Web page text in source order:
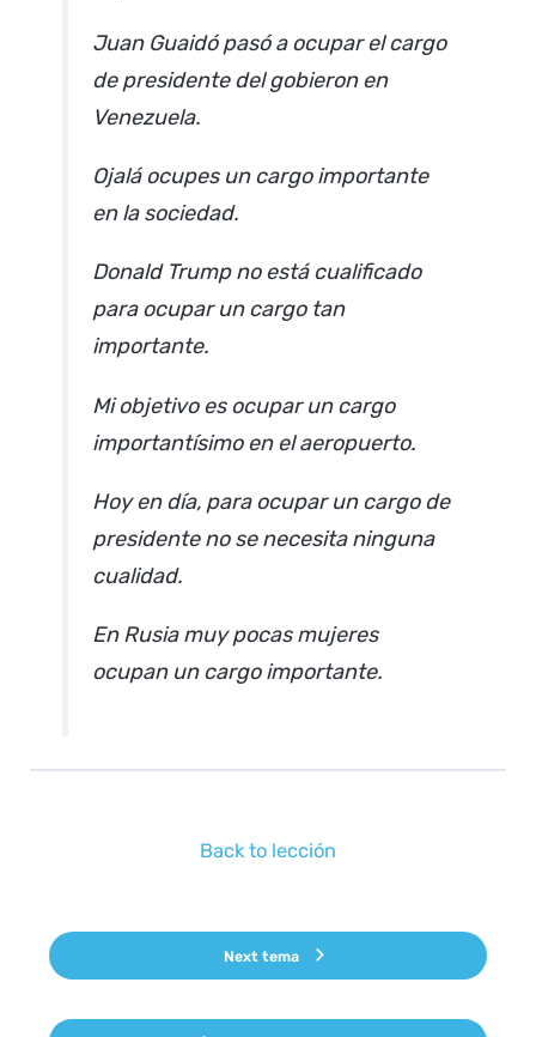
Juan Guaidó pasó a ocupar el cargo
de presidente del gobieron en
Venezuela.
Ojalá ocupes un cargo importante
en la sociedad.
Donald Trump no está cualificado
para ocupar un cargo tan
importante.
Mi objetivo es ocupar un cargo
importantísimo en el aeropuerto.
Hoy en día, para ocupar un cargo de
presidente no se necesita ninguna
cualidad.
En Rusia muy pocas mujeres
ocupan un cargo importante.
Back to lección
Next tema